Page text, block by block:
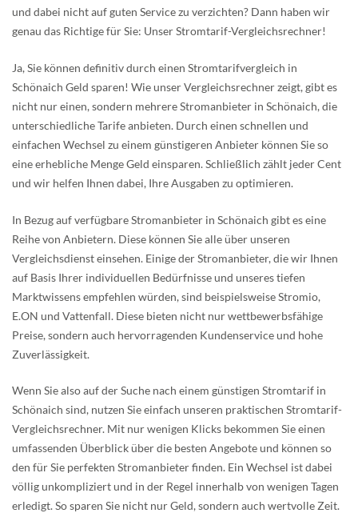
und dabei nicht auf guten Service zu verzichten? Dann haben wir
genau das Richtige für Sie: Unser Stromtarif-Vergleichsrechner!
Ja, Sie können definitiv durch einen Stromtarifvergleich in
Schönaich Geld sparen! Wie unser Vergleichsrechner zeigt, gibt es
nicht nur einen, sondern mehrere Stromanbieter in Schönaich, die
unterschiedliche Tarife anbieten. Durch einen schnellen und
einfachen Wechsel zu einem günstigeren Anbieter können Sie so
eine erhebliche Menge Geld einsparen. Schließlich zählt jeder Cent
und wir helfen Ihnen dabei, Ihre Ausgaben zu optimieren.
In Bezug auf verfügbare Stromanbieter in Schönaich gibt es eine
Reihe von Anbietern. Diese können Sie alle über unseren
Vergleichsdienst einsehen. Einige der Stromanbieter, die wir Ihnen
auf Basis Ihrer individuellen Bedürfnisse und unseres tiefen
Marktwissens empfehlen würden, sind beispielsweise Stromio,
E.ON und Vattenfall. Diese bieten nicht nur wettbewerbsfähige
Preise, sondern auch hervorragenden Kundenservice und hohe
Zuverlässigkeit.
Wenn Sie also auf der Suche nach einem günstigen Stromtarif in
Schönaich sind, nutzen Sie einfach unseren praktischen Stromtarif-
Vergleichsrechner. Mit nur wenigen Klicks bekommen Sie einen
umfassenden Überblick über die besten Angebote und können so
den für Sie perfekten Stromanbieter finden. Ein Wechsel ist dabei
völlig unkompliziert und in der Regel innerhalb von wenigen Tagen
erledigt. So sparen Sie nicht nur Geld, sondern auch wertvolle Zeit.